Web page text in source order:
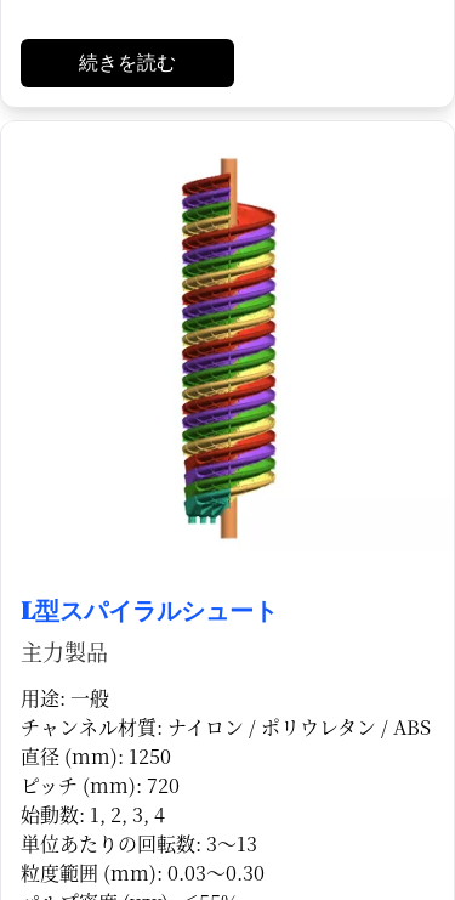
続きを読む
L型スパイラルシュート
主力製品
用途: 一般
チャンネル材質: ナイロン / ポリウレタン / ABS
直径 (mm): 1250
ピッチ (mm): 720
始動数: 1, 2, 3, 4
単位あたりの回転数: 3～13
粒度範囲 (mm): 0.03～0.30